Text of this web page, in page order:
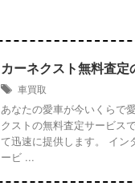
カーネクスト無料査定
車買取
あなたの愛車が今いくらで
クストの無料査定サービス
て迅速に提供します。 イン
ービ ...